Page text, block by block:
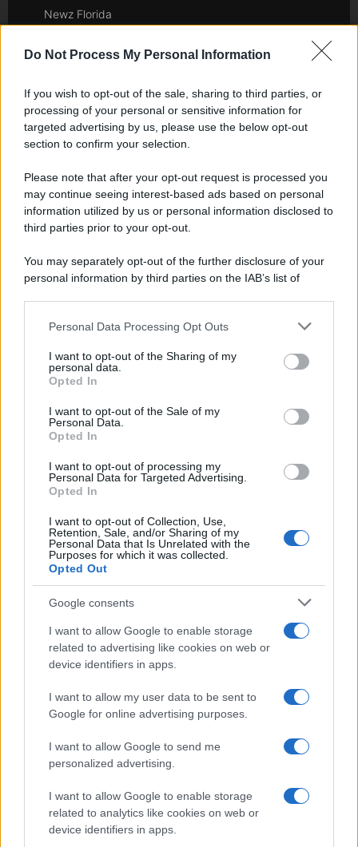
Do Not Process My Personal Information
If you wish to opt-out of the sale, sharing to third parties, or
processing of your personal or sensitive information for
targeted advertising by us, please use the below opt-out
section to confirm your selection.
Please note that after your opt-out request is processed you
may continue seeing interest-based ads based on personal
information utilized by us or personal information disclosed to
third parties prior to your opt-out.
You may separately opt-out of the further disclosure of your
personal information by third parties on the IAB’s list of
This information may also be disclosed by us to third parties
disclose it to other third parties.
Please note that this website/app uses one or more Google
services and may gather and store information including but
not limited to your visit or usage behaviour. You may click to
grant or deny consent to Google and its third-party tags to
consent section.
Personal Data Processing Opt Outs
I want to opt-out of the Sharing of my
personal data.
Opted In
I want to opt-out of the Sale of my
Personal Data.
Opted In
I want to opt-out of processing my
Personal Data for Targeted Advertising.
Opted In
I want to opt-out of Collection, Use,
Retention, Sale, and/or Sharing of my
Personal Data that Is Unrelated with the
Purposes for which it was collected.
Opted Out
Google consents
I want to allow Google to enable storage
related to advertising like cookies on web or
device identifiers in apps.
I want to allow my user data to be sent to
Google for online advertising purposes.
I want to allow Google to send me
personalized advertising.
I want to allow Google to enable storage
related to analytics like cookies on web or
device identifiers in apps.
Newz Florida
Newz Pennsylvania
Newz Ohio
Gameland
Hig Tech Mag
Motors Magazine 365
Day Travel 365
Cineverse Magazine
InvestirMag
Investieren24
News Hub UK
Lgbtq News
Investeren 24
NL Newz